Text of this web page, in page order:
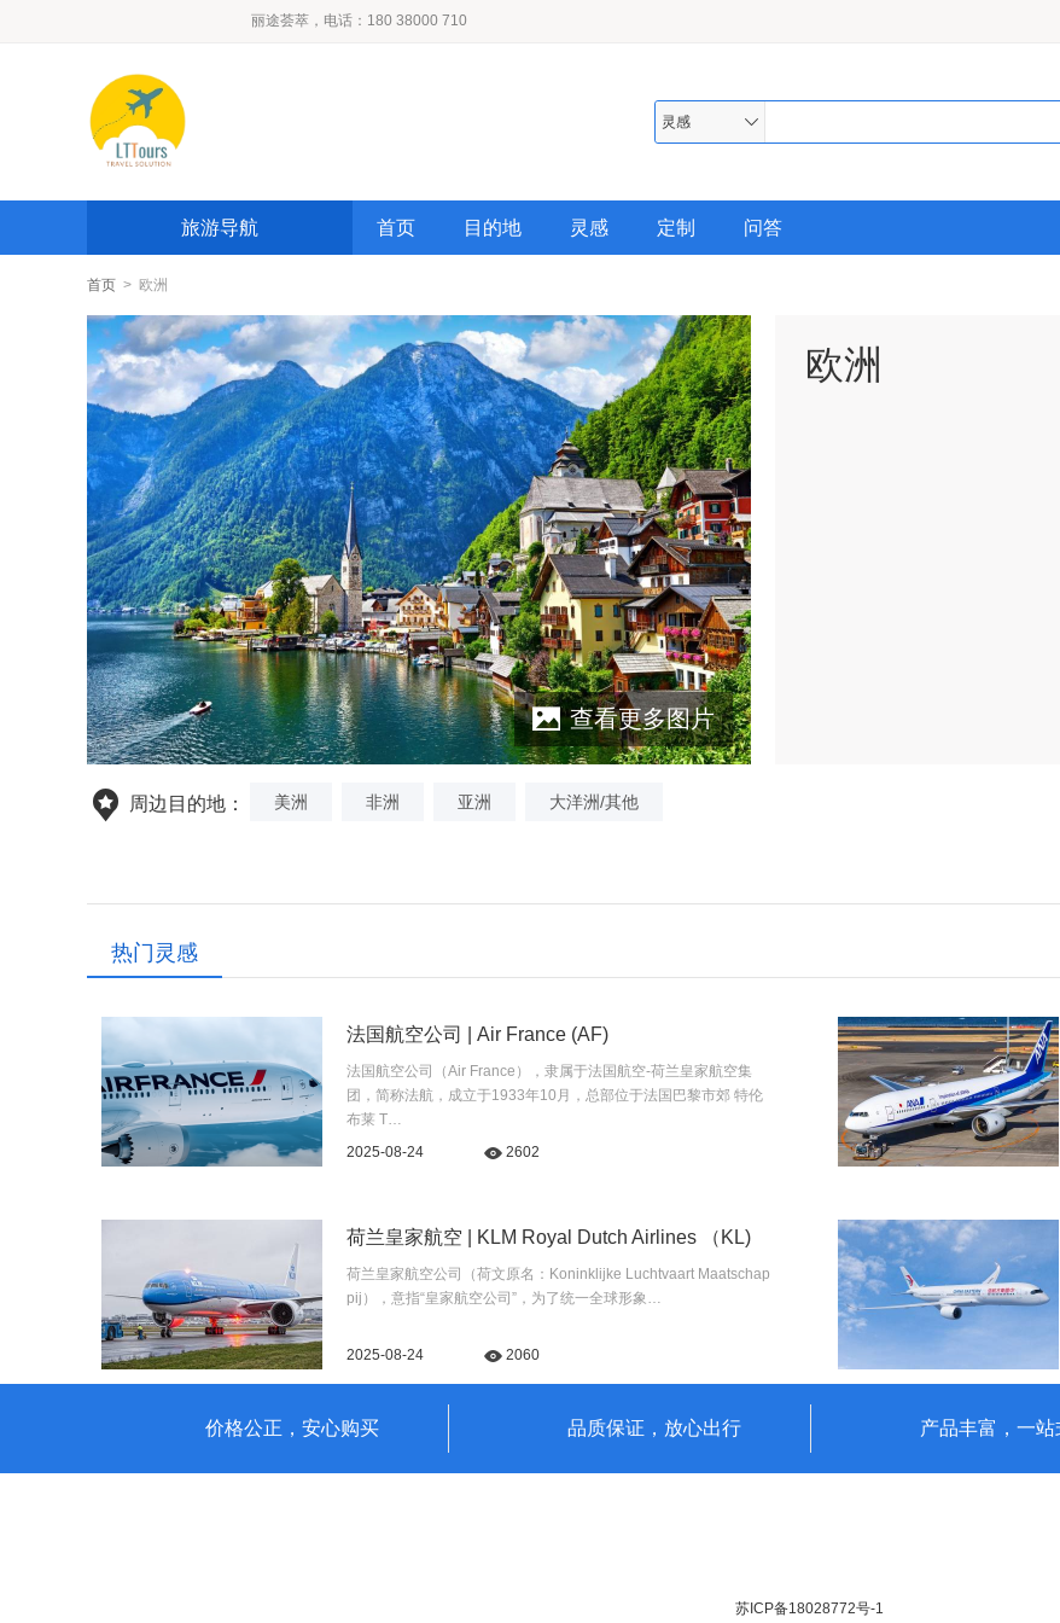
丽途荟萃，电话：180 38000 710
灵感
旅游导航 首页 目的地 灵感 定制 问答
首页 > 欧洲
查看更多图片
欧洲
周边目的地： 美洲 非洲 亚洲 大洋洲/其他
热门灵感
法国航空公司 | Air France (AF)
法国航空公司（Air France），隶属于法国航空-荷兰皇家航空集
团，简称法航，成立于1933年10月，总部位于法国巴黎市郊 特伦
布莱 T…
2025-08-24
2602
荷兰皇家航空 | KLM Royal Dutch Airlines （KL)
荷兰皇家航空公司（荷文原名：Koninklijke Luchtvaart Maatschap
pij），意指“皇家航空公司”，为了统一全球形象…
2025-08-24 2060
价格公正，安心购买 品质保证，放心出行 产品丰富，一站
苏ICP备18028772号-1